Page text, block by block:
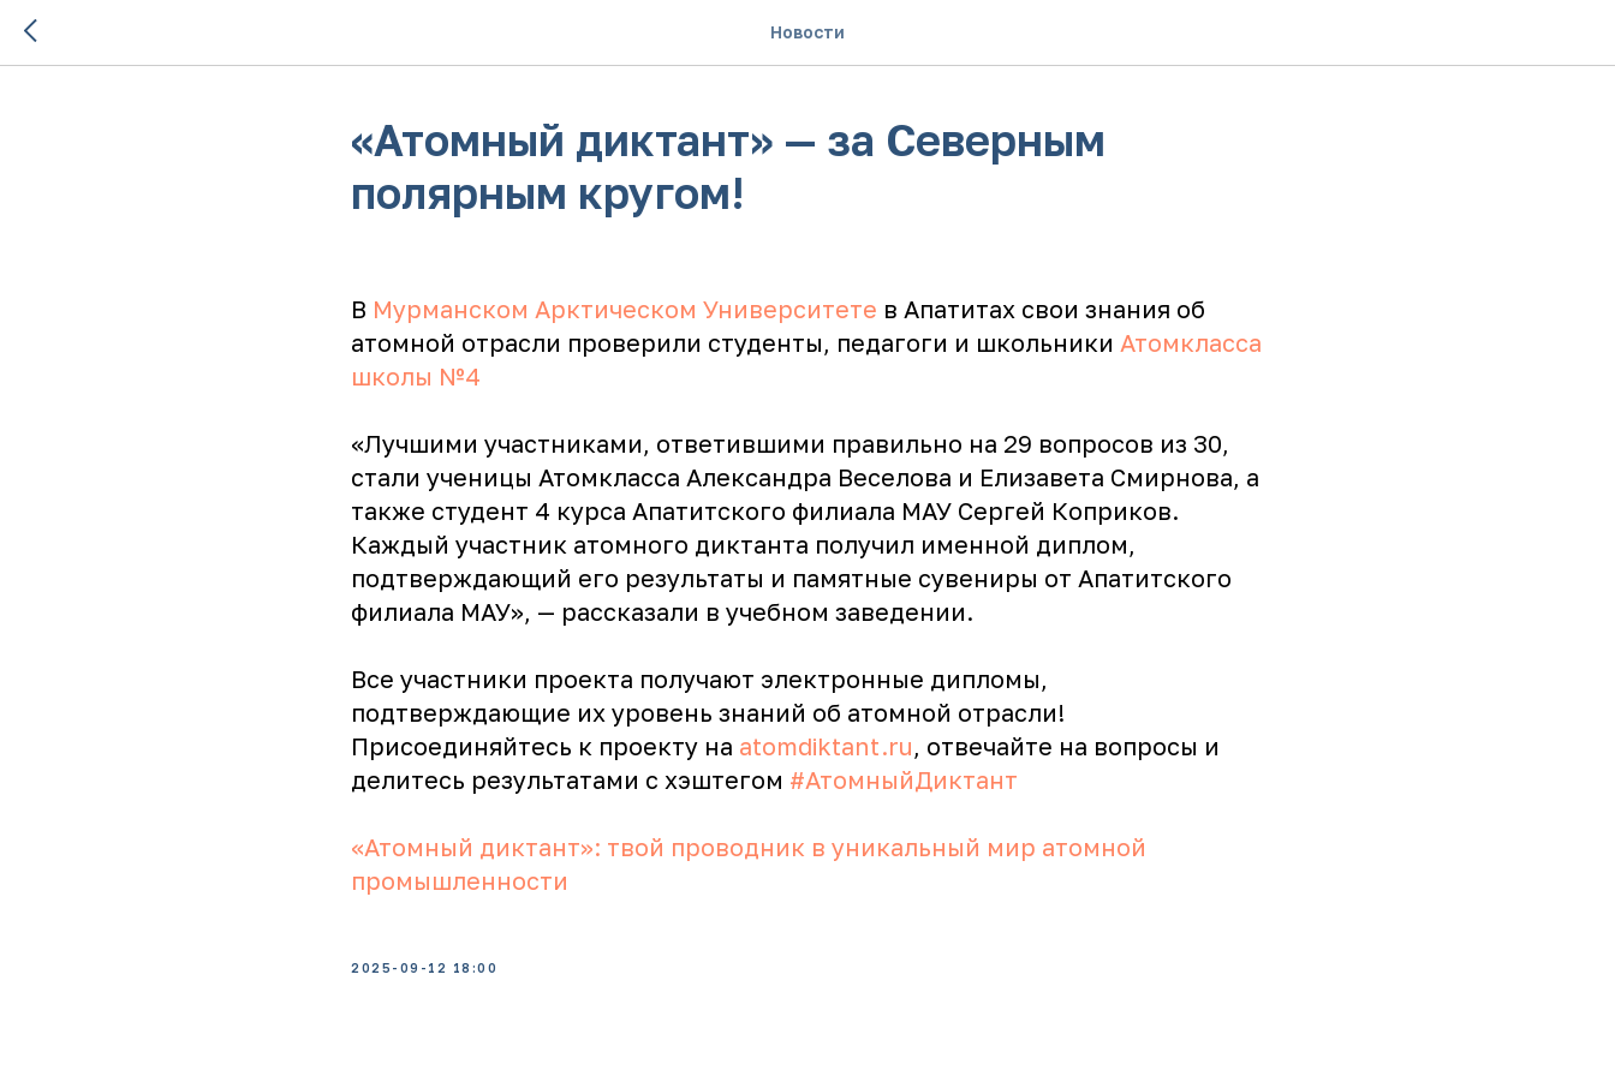
Новости
«Атомный диктант» — за Северным
полярным кругом!
В Мурманском Арктическом Университете в Апатитах свои знания об
атомной отрасли проверили студенты, педагоги и школьники Атомкласса
школы №4
«Лучшими участниками, ответившими правильно на 29 вопросов из 30,
стали ученицы Атомкласса Александра Веселова и Елизавета Смирнова, а
также студент 4 курса Апатитского филиала МАУ Сергей Коприков.
Каждый участник атомного диктанта получил именной диплом,
подтверждающий его результаты и памятные сувениры от Апатитского
филиала МАУ», — рассказали в учебном заведении.
Все участники проекта получают электронные дипломы,
подтверждающие их уровень знаний об атомной отрасли!
Присоединяйтесь к проекту на atomdiktant.ru, отвечайте на вопросы и
делитесь результатами с хэштегом #АтомныйДиктант
«Атомный диктант»: твой проводник в уникальный мир атомной
промышленности
2025-09-12 18:00